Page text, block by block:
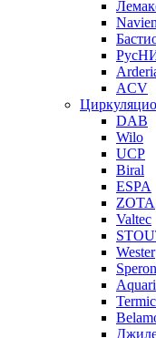
Navien
ACV
DAB
Wilo
UCP
Biral
ESPA
ZOTA
Valtec
Wester